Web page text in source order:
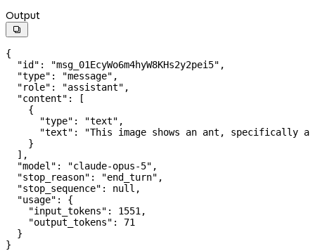
Output

{
  "id"
: "msg_01EcyWo6m4hyW8KHs2y2pei5" ,
  "type"
: "message" ,
  "role"
: "assistant" ,
  "content"
: [
    {
      "type"
: "text" ,
      "text"
:
"This image shows an ant, specifically
    }
  ],
  "model"
: "claude-opus-5" ,
  "stop_reason"
: "end_turn" ,
  "stop_sequence"
: null ,
  "usage"
: {
    "input_tokens"
: 1551 ,
    "output_tokens"
: 71
  }
}